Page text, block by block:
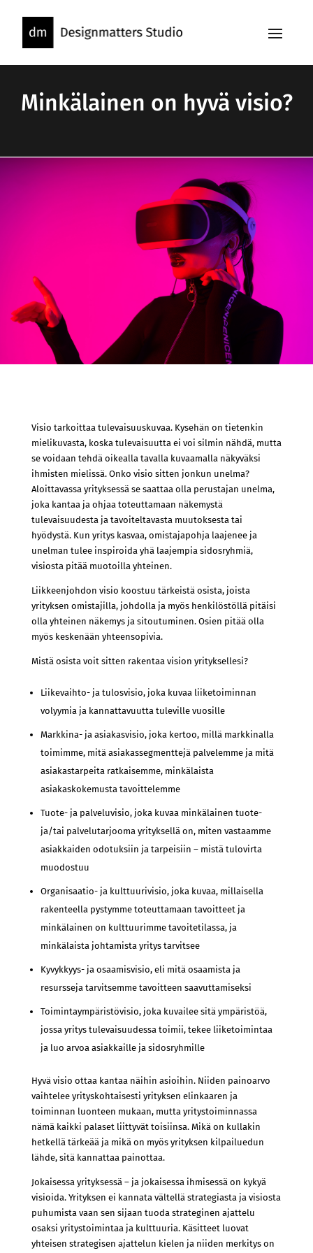
content
Minkälainen on hyvä visio?
Visio tarkoittaa tulevaisuuskuvaa. Kysehän on tietenkin
mielikuvasta, koska tulevaisuutta ei voi silmin nähdä, mutta
se voidaan tehdä oikealla tavalla kuvaamalla näkyväksi
ihmisten mielissä. Onko visio sitten jonkun unelma?
Aloittavassa yrityksessä se saattaa olla perustajan unelma,
joka kantaa ja ohjaa toteuttamaan näkemystä
tulevaisuudesta ja tavoiteltavasta muutoksesta tai
hyödystä. Kun yritys kasvaa, omistajapohja laajenee ja
unelman tulee inspiroida yhä laajempia sidosryhmiä,
visiosta pitää muotoilla yhteinen.
Liikkeenjohdon visio koostuu tärkeistä osista, joista
yrityksen omistajilla, johdolla ja myös henkilöstöllä pitäisi
olla yhteinen näkemys ja sitoutuminen. Osien pitää olla
myös keskenään yhteensopivia.
Mistä osista voit sitten rakentaa vision yrityksellesi?
Liikevaihto- ja tulosvisio, joka kuvaa liiketoiminnan
volyymia ja kannattavuutta tuleville vuosille
Markkina- ja asiakasvisio, joka kertoo, millä markkinalla
toimimme, mitä asiakassegmenttejä palvelemme ja mitä
asiakastarpeita ratkaisemme, minkälaista
asiakaskokemusta tavoittelemme
Tuote- ja palveluvisio, joka kuvaa minkälainen tuote-
ja/tai palvelutarjooma yrityksellä on, miten vastaamme
asiakkaiden odotuksiin ja tarpeisiin – mistä tulovirta
muodostuu
Organisaatio- ja kulttuurivisio, joka kuvaa, millaisella
rakenteella pystymme toteuttamaan tavoitteet ja
minkälainen on kulttuurimme tavoitetilassa, ja
minkälaista johtamista yritys tarvitsee
Kyvykkyys- ja osaamisvisio, eli mitä osaamista ja
resursseja tarvitsemme tavoitteen saavuttamiseksi
Toimintaympäristövisio, joka kuvailee sitä ympäristöä,
jossa yritys tulevaisuudessa toimii, tekee liiketoimintaa
ja luo arvoa asiakkaille ja sidosryhmille
Hyvä visio ottaa kantaa näihin asioihin. Niiden painoarvo
vaihtelee yrityskohtaisesti yrityksen elinkaaren ja
toiminnan luonteen mukaan, mutta yritystoiminnassa
nämä kaikki palaset liittyvät toisiinsa. Mikä on kullakin
hetkellä tärkeää ja mikä on myös yrityksen kilpailuedun
lähde, sitä kannattaa painottaa.
Jokaisessa yrityksessä – ja jokaisessa ihmisessä on kykyä
visioida. Yrityksen ei kannata vältellä strategiasta ja visiosta
puhumista vaan sen sijaan tuoda strateginen ajattelu
osaksi yritystoimintaa ja kulttuuria. Käsitteet luovat
yhteisen strategisen ajattelun kielen ja niiden merkitys on